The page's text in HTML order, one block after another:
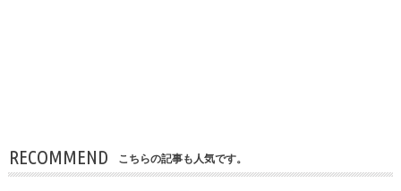
RECOMMEND こちらの記事も人気です。